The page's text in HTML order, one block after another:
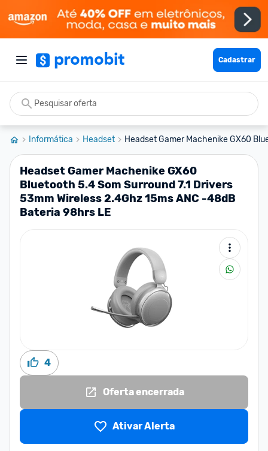
Cadastrar
Informática Headset Headset Gamer Machenike GX60
Headset Gamer Machenike GX60
Bluetooth 5.4 Som Surround 7.1 Drivers
53mm Wireless 2.4Ghz 15ms ANC -48dB
Bateria 98hrs LE
4
Oferta encerrada
Ativar Alerta